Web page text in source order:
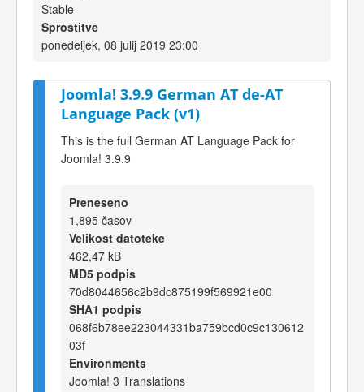
Stable
Sprostitve
ponedeljek, 08 julij 2019 23:00
Joomla! 3.9.9 German AT de-AT
Language Pack (v1)
This is the full German AT Language Pack for
Joomla! 3.9.9
Preneseno
1,895 časov
Velikost datoteke
462,47 kB
MD5 podpis
70d8044656c2b9dc875199f569921e00
SHA1 podpis
068f6b78ee223044331ba759bcd0c9c130612
03f
Environments
Joomla! 3 Translations